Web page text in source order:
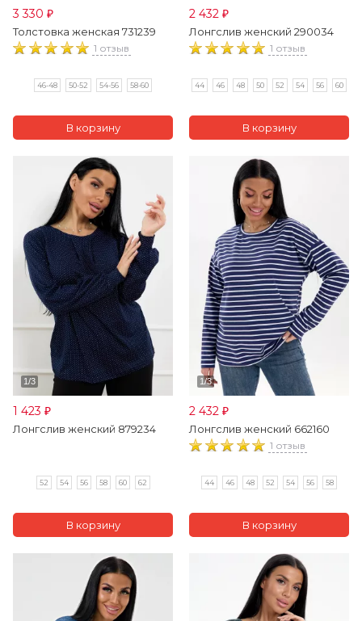
3 330 ₽
Толстовка женская 731239
1 отзыв
46-48 50-52 54-56 58-60
2 432 ₽
Лонгслив женский 290034
1 отзыв
44 46 48 50 52 54 56 60
1 423 ₽
Лонгслив женский 879234
52 54 56 58 60 62
2 432 ₽
Лонгслив женский 662160
1 отзыв
44 46 48 52 54 56 58